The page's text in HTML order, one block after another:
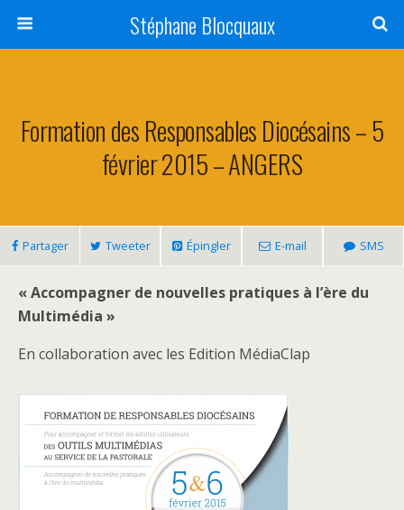
Stéphane Blocquaux
Formation des Responsables Diocésains – 5
février 2015 – ANGERS
Partager Tweeter Épingler E-mail SMS
« Accompagner de nouvelles pratiques à l’ère du
Multimédia »
En collaboration avec les Edition MédiaClap